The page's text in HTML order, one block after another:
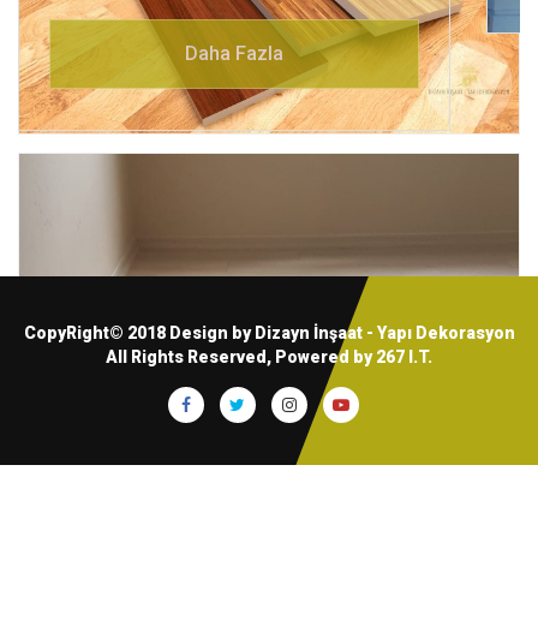
Daha Fazla
CopyRight© 2018 Design by Dizayn İnşaat - Yapı Dekorasyon
All Rights Reserved, Powered by267 I.T.